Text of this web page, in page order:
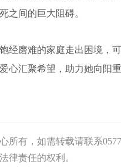
之间的巨大阻碍。
难的家庭走出困境，可
心汇聚希望，助力她向阳重
有，如需转载请联系
律责任的权利。